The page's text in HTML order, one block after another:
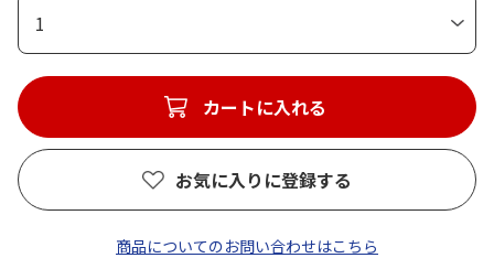
1
カートに入れる
お気に入りに登録する
商品についてのお問い合わせはこちら